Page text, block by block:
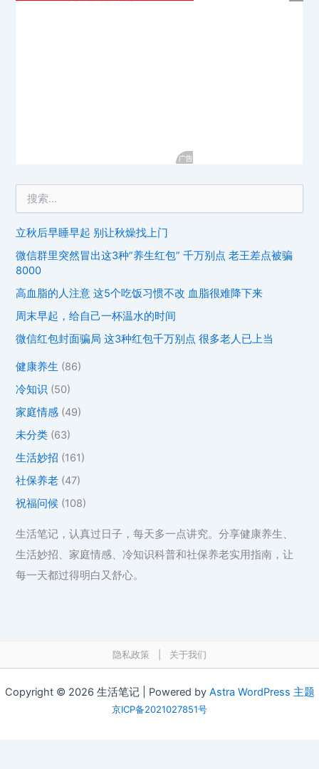
立秋后早睡早起 别让秋燥找上门
微信群里突然冒出这3种”养生红包” 千万别点 老王差点被骗
8000
高血脂的人注意 这5个吃饭习惯不改 血脂很难降下来
周末早起，给自己一杯温水的时间
微信红包封面骗局 这3种红包千万别点 很多老人已上当
健康养生 (86)
冷知识 (50)
家庭情感 (49)
未分类 (63)
生活妙招 (161)
社保养老 (47)
祝福问候 (108)
生活笔记，认真过日子，每天多一点讲究。分享健康养生、
生活妙招、家庭情感、冷知识科普和社保养老实用指南，让
每一天都过得明白又舒心。
隐私政策 关于我们
Copyright © 2026 生活笔记 | Powered by Astra WordPress 主题
京ICP备2021027851号